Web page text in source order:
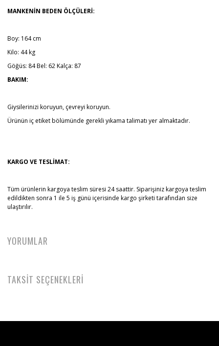
MANKENİN BEDEN ÖLÇÜLERİ:
Boy: 164 cm
Kilo: 44 kg
Göğüs: 84 Bel: 62 Kalça: 87
BAKIM:
Giysilerinizi koruyun, çevreyi koruyun.
Ürünün iç etiket bölümünde gerekli yıkama talimatı yer almaktadır.
KARGO VE TESLİMAT:
Tüm ürünlerin kargoya teslim süresi 24 saattir. Siparişiniz kargoya teslim
edildikten sonra 1 ile 5 iş günü içerisinde kargo şirketi tarafından size
ulaştırılır.
YORUMLAR
TAKSİT SEÇENEKLERİ